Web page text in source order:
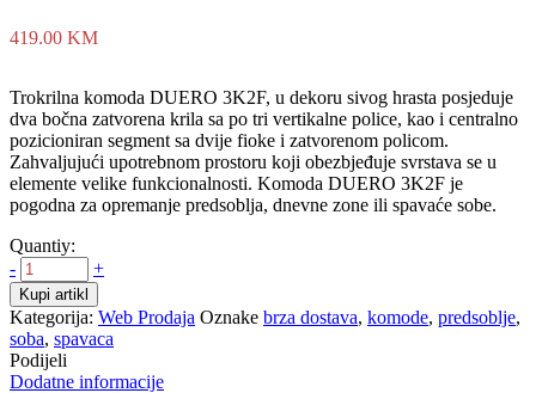
419.00 KM
Trokrilna komoda DUERO 3K2F, u dekoru sivog hrasta posjeduje
dva bočna zatvorena krila sa po tri vertikalne police, kao i centralno
pozicioniran segment sa dvije fioke i zatvorenom policom.
Zahvaljujući upotrebnom prostoru koji obezbjeđuje svrstava se u
elemente velike funkcionalnosti. Komoda DUERO 3K2F je
pogodna za opremanje predsoblja, dnevne zone ili spavaće sobe.
Quantiy:
-
+
Kupi artikl
Kategorija: Web Prodaja Oznake brza dostava, komode, predsoblje,
soba, spavaca
Podijeli
Dodatne informacije